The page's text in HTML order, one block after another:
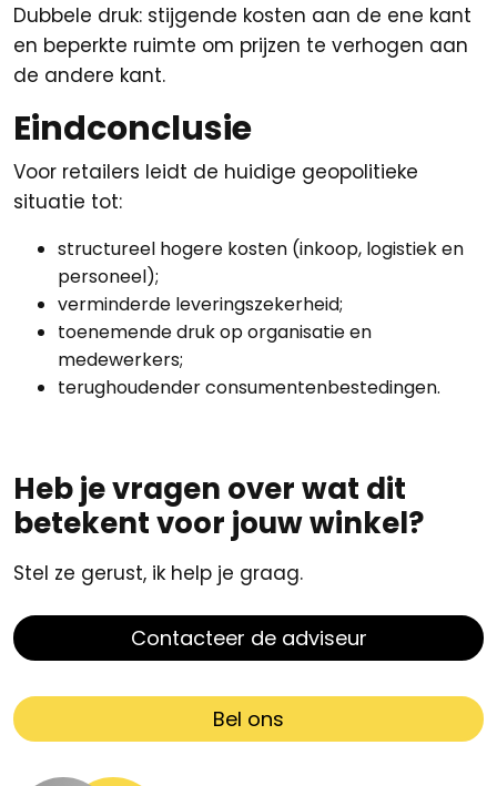
Dubbele druk: stijgende kosten aan de ene kant
en beperkte ruimte om prijzen te verhogen aan
de andere kant.
Eindconclusie
Voor retailers leidt de huidige geopolitieke
situatie tot:
structureel hogere kosten (inkoop, logistiek en
personeel);
verminderde leveringszekerheid;
toenemende druk op organisatie en
medewerkers;
terughoudender consumentenbestedingen.
Heb je vragen over wat dit
betekent voor jouw winkel?
Stel ze gerust, ik help je graag.
Contacteer de adviseur
Bel ons